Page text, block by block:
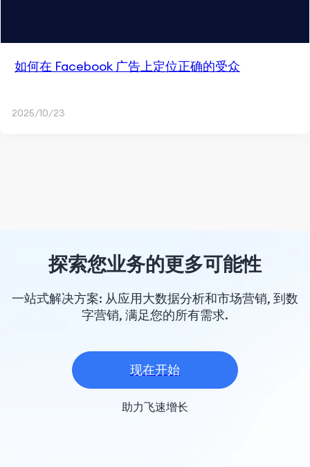
如何在 Facebook 广告上定位正确的受众
2025/10/23
探索您业务的更多可能性
一站式解决方案: 从应用大数据分析和市场营销, 到数
字营销, 满足您的所有需求.
现在开始
助力飞速增长